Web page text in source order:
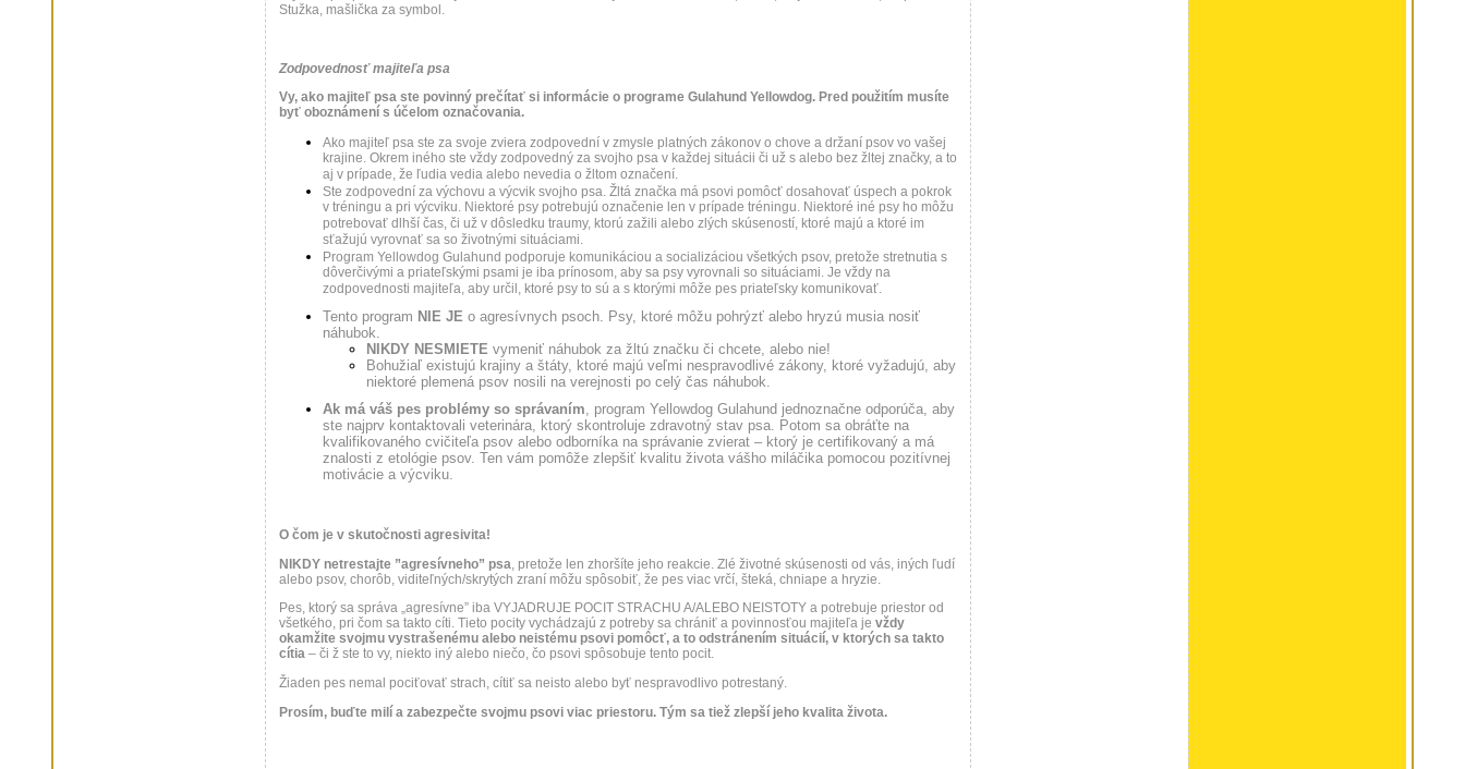
Stužka, mašlička za symbol.
Zodpovednosť majiteľa psa
Vy, ako majiteľ psa ste povinný prečítať si informácie o programe Gulahund Yellowdog. Pred použitím musíte
byť oboznámení s účelom označovania.
Ako majiteľ psa ste za svoje zviera zodpovední v zmysle platných zákonov o chove a držaní psov vo vašej
krajine. Okrem iného ste vždy zodpovedný za svojho psa v každej situácii či už s alebo bez žltej značky, a to
aj v prípade, že ľudia vedia alebo nevedia o žltom označení.
Ste zodpovední za výchovu a výcvik svojho psa. Žltá značka má psovi pomôcť dosahovať úspech a pokrok
v tréningu a pri výcviku. Niektoré psy potrebujú označenie len v prípade tréningu. Niektoré iné psy ho môžu
potrebovať dlhší čas, či už v dôsledku traumy, ktorú zažili alebo zlých skúseností, ktoré majú a ktoré im
sťažujú vyrovnať sa so životnými situáciami.
Program Yellowdog Gulahund podporuje komunikáciou a socializáciou všetkých psov, pretože stretnutia s
dôverčivými a priateľskými psami je iba prínosom, aby sa psy vyrovnali so situáciami. Je vždy na
zodpovednosti majiteľa, aby určil, ktoré psy to sú a s ktorými môže pes priateľsky komunikovať.
Tento program NIE JE o agresívnych psoch. Psy, ktoré môžu pohrýzť alebo hryzú musia nosiť
náhubok.
NIKDY NESMIETE vymeniť náhubok za žltú značku či chcete, alebo nie!
Bohužiaľ existujú krajiny a štáty, ktoré majú veľmi nespravodlivé zákony, ktoré vyžadujú, aby
niektoré plemená psov nosili na verejnosti po celý čas náhubok.
Ak má váš pes problémy so správaním, program Yellowdog Gulahund jednoznačne odporúča, aby
ste najprv kontaktovali veterinára, ktorý skontroluje zdravotný stav psa. Potom sa obráťte na
kvalifikovaného cvičiteľa psov alebo odborníka na správanie zvierat – ktorý je certifikovaný a má
znalosti z etológie psov. Ten vám pomôže zlepšiť kvalitu života vášho miláčika pomocou pozitívnej
motivácie a výcviku.
O čom je v skutočnosti agresivita!
NIKDY netrestajte ”agresívneho” psa , pretože len zhoršíte jeho reakcie. Zlé životné skúsenosti od vás, iných ľudí
alebo psov, chorôb, viditeľných/skrytých zraní môžu spôsobiť, že pes viac vrčí, šteká, chniape a hryzie.
Pes, ktorý sa správa „agresívne” iba VYJADRUJE POCIT STRACHU A/ALEBO NEISTOTY a potrebuje priestor od
všetkého, pri čom sa takto cíti. Tieto pocity vychádzajú z potreby sa chrániť a povinnosťou majiteľa je vždy
okamžite svojmu vystrašenému alebo neistému psovi pomôcť, a to odstránením situácií, v ktorých sa takto
cítia – či ž ste to vy, niekto iný alebo niečo, čo psovi spôsobuje tento pocit.
Žiaden pes nemal pociťovať strach, cítiť sa neisto alebo byť nespravodlivo potrestaný.
Prosím, buďte milí a zabezpečte svojmu psovi viac priestoru. Tým sa tiež zlepší jeho kvalita života.